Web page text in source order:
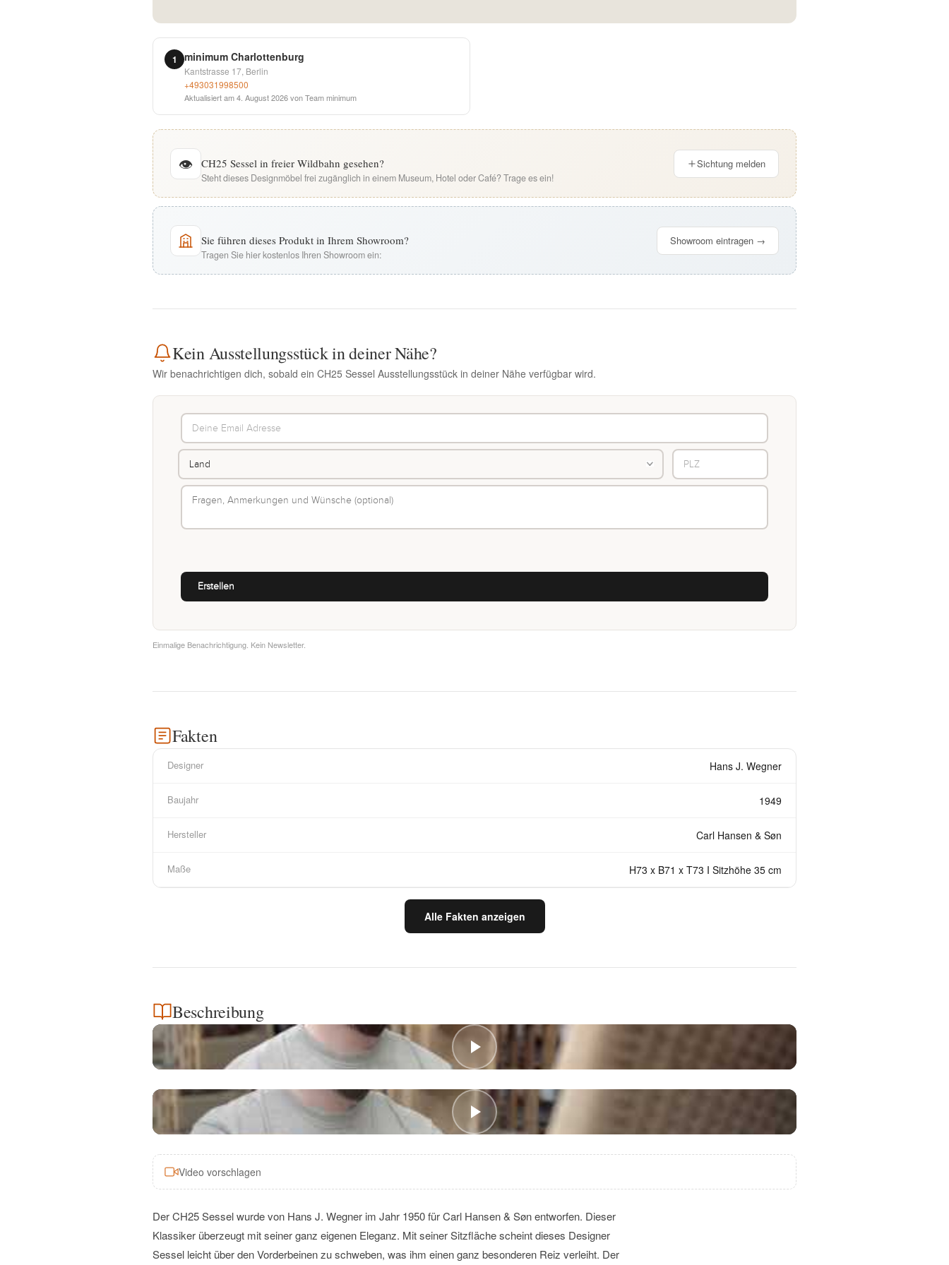
1 minimum Charlottenburg
Kantstrasse 17, Berlin
+493031998500
Aktualisiert am4. August 2026von Team minimum
👁 CH25 Sessel in freier Wildbahn gesehen?
Steht dieses Designmöbel frei zugänglich in einem Museum, Hotel oder Café? Trage es ein!
Sichtung melden
Sie führen dieses Produkt in Ihrem Showroom?
Tragen Sie hier kostenlos Ihren Showroom ein:
Showroom eintragen →
Kein Ausstellungsstück in deiner Nähe?
Wir benachrichtigen dich, sobald ein CH25 Sessel Ausstellungsstück in deiner Nähe verfügbar wird.
Einmalige Benachrichtigung. Kein Newsletter.
Fakten
Designer Hans J. Wegner
Baujahr 1949
Hersteller Carl Hansen & Søn
Maße H73 x B71 x T73 I Sitzhöhe 35 cm
Alle Fakten anzeigen
Beschreibung
Video vorschlagen
Der CH25 Sessel wurde von Hans J. Wegner im Jahr 1950 für Carl Hansen & Søn entworfen. Dieser
Klassiker überzeugt mit seiner ganz eigenen Eleganz. Mit seiner Sitzfläche scheint dieses Designer
Sessel leicht über den Vorderbeinen zu schweben, was ihm einen ganz besonderen Reiz verleiht. Der